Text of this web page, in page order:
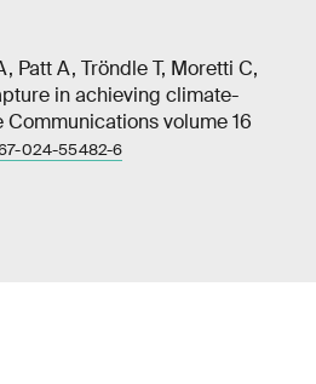
Patt A, Tröndle T, Moretti C,
in achieving climate-
volume 16
024-55482-6